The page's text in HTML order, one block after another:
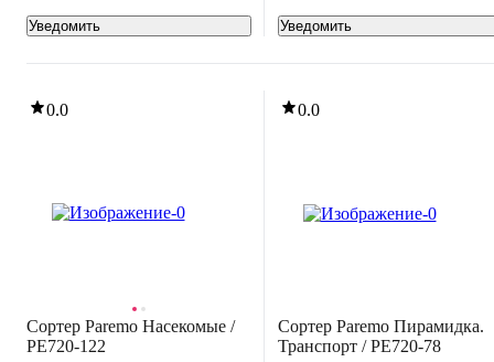
Уведомить Уведомить
0.0
Сортер Paremo Насекомые /
PE720-122
0.0
Сортер Paremo Пирамидка.
Транспорт / PE720-78